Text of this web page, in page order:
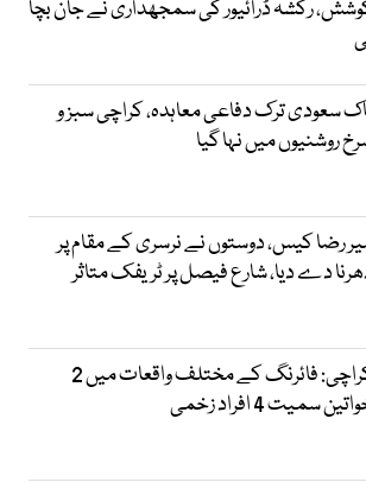
رکشہ ڈرائیور کی سمجھداری نے جان بچا
سعودی ترک دفاعی معاہدہ، کراچی سبز و
روشنیوں میں نہا گیا
رضا کیس، دوستوں نے نرسری کے مقام پر
دے دیا، شارع فیصل پر ٹریفک متاثر
کراچی: فائرنگ کے مختلف واقعات میں 2
سمیت 4 افراد زخمی